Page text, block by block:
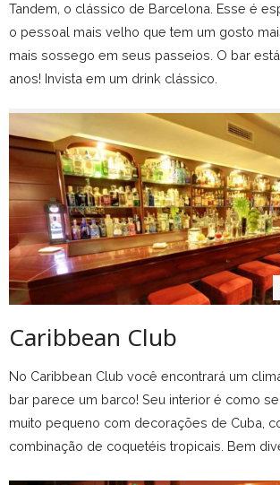
Tandem, o clássico de Barcelona. Esse é
o pessoal mais velho que tem um gosto
mais sossego em seus passeios. O bar
anos! Invista em um drink clássico.
Caribbean Club
No Caribbean Club você encontrará um
bar parece um barco! Seu interior é como
muito pequeno com decorações de Cuba,
combinação de coquetéis tropicais. Bem